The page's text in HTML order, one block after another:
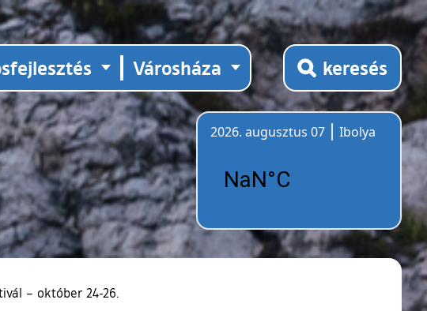
Városháza keresés
2026. augusztus 07
Ibolya
– október 24-26.